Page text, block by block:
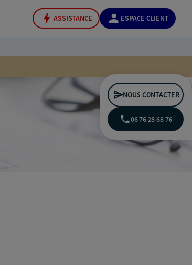
ASSISTANCE ESPACE CLIENT
NOUS CONTACTER
06 76 28 68 76